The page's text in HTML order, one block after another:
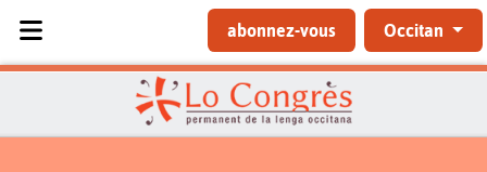
abonnez-vous Occitan